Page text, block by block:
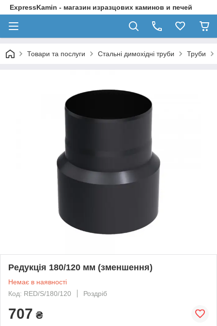
ExpressKamin - магазин изразцових каминов и печей
Товари та послуги Стальні димохідні труби Труби
Редукція 180/120 мм (зменшення)
Немає в наявності
Код: RED/S/180/120
Роздріб
707 ₴